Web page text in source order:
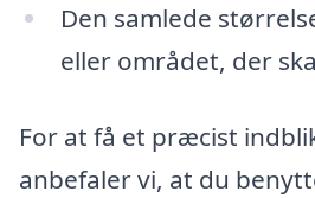
Den samlede
eller området, der
For at få et præcist
anbefaler vi, at du